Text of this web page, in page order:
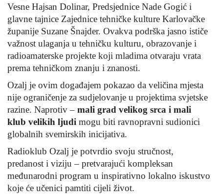
Vesne Hajsan Dolinar, Predsjednice Nade Gogić i
glavne tajnice Zajednice tehničke kulture Karlovačke
županije Suzane Šnajder. Ovakva podrška jasno ističe
važnost ulaganja u tehničku kulturu, obrazovanje i
radioamaterske projekte koji mladima otvaraju vrata
prema tehničkom znanju i znanosti.
Ozalj je ovim događajem pokazao da veličina mjesta
nije ograničenje za sudjelovanje u projektima svjetske
razine. Naprotiv – mali grad velikog srca i mali
klub velikih ljudi mogu biti ravnopravni sudionici
globalnih svemirskih inicijativa.
Radioklub Ozalj je potvrdio svoju stručnost,
predanost i viziju – pretvarajući kompleksan
međunarodni program u inspirativno lokalno iskustvo
koje će učenici pamtiti cijeli život.